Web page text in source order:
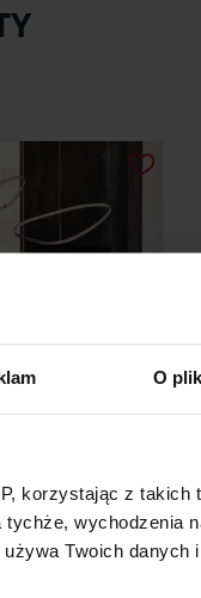
O
korzystając z takich
wychodzenia
Twoich danych
W SALONIE